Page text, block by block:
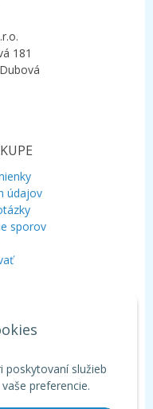
poskytovaní služieb
preferencie.
181
údajov
sporov
323